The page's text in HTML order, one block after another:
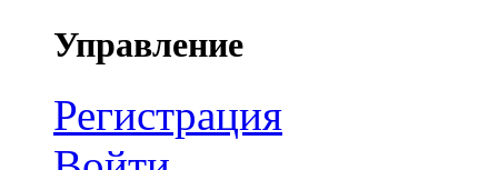
Управление
Регистрация